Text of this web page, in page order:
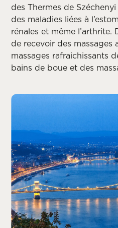
des Thermes de
des maladies liées à
rénales et même
de recevoir des massages
massages rafraichissants
bains de boue et des